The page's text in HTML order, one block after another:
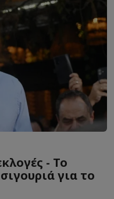
- Το
για το